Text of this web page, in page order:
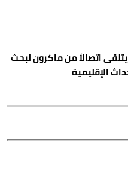
اتصالاً من ماكرون لبحث
الإقليمية